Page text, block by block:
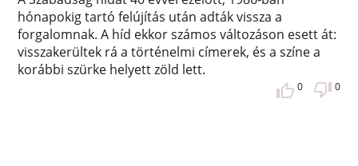
hónapokig tartó felújítás után adták vissza a
forgalomnak. A híd ekkor számos változáson esett át:
visszakerültek rá a történelmi címerek, és a színe a
korábbi szürke helyett zöld lett.
0 0